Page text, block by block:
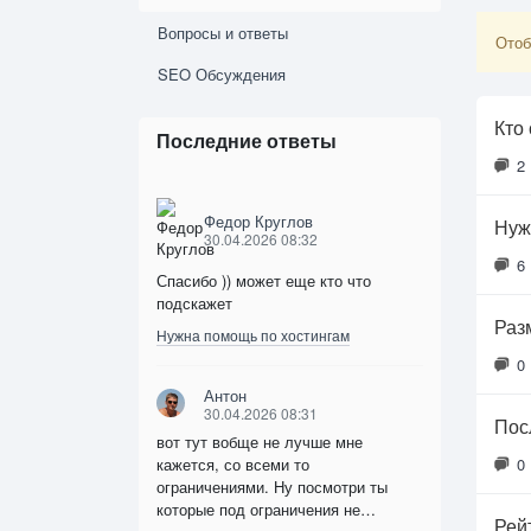
Вопросы и ответы
SEO Обсуждения
Последние ответы
Федор Круглов
30.04.2026 08:32
Спасибо )) может еще кто что
подскажет
Нужна помощь по хостингам
Антон
30.04.2026 08:31
вот тут вобще не лучше мне
кажется, со всеми то
ограничениями. Ну посмотри ты
которые под ограничения не…
2
6
0
0